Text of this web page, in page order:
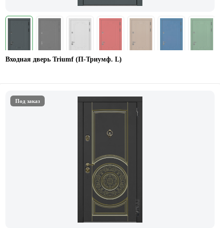
Входная дверь Triumf (П-Триумф. L)
Под заказ